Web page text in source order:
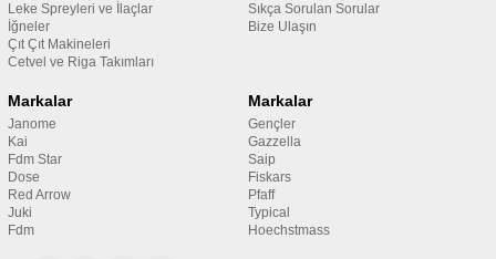
Leke Spreyleri ve İlaçlar
İğneler
Çıt Çıt Makineleri
Cetvel ve Riga Takımları
Sıkça Sorulan Sorular
Bize Ulaşın
Markalar
Janome
Kai
Fdm Star
Dose
Red Arrow
Juki
Fdm
Markalar
Gençler
Gazzella
Saip
Fiskars
Pfaff
Typical
Hoechstmass